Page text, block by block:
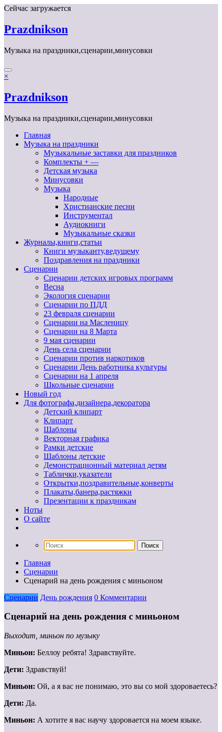
Перейти
содержимому
Сейчас загружается
Prazdnikson
Музыка на праздники,сценарии,минусовки
×
Prazdnikson
Музыка на праздники,сценарии,минусовки
Главная
Музыка на праздники
Музыкальные заставки для праздников
Комплекты + —
Детская музыка
Минусовки
Музыка
Народные
Христианские песни
Инструментал
Аудиокниги
Музыкальные сказки
Журналы,книги,статьи
Книги музыканту,ведущему
Поздравления на праздники
Сценарии
Сценарии детских игровых программ
Весна
Экология сценарии
Сценарии по ПДД
23 февраля сценарии
Сценарии на Масленицу
Сценарии на 8 Марта
9 мая сценарии
День села сценарии
Сценарии против наркотиков
Сценарии День работника культуры
Сценарии на 1 апреля
Школьные сценарии
Новый год
Для фотографа,дизайнера,декоратора
Детский клипарт
Клипарт
Шаблоны
Векторная графика
Рамки детские
Шаблоны детские
Демонстрационный материал детям
Таблички,указатели
Открытки,поздравительные,конверты
Плакаты,банера,растяжки
Презентации к праздникам
Ноты
О сайте
Главная
Сценарии
Сценарий на день рождения с миньоном
Сценарии День рождения 0 Комментарии
Сценарий на день рождения с миньоном
Выходит, миньон по музыку
Миньон: Беллоу ребята! Здравствуйте.
Дети: Здравствуй!
Миньон: Ой, а я вас не понимаю, это вы со мой здороваетесь?
Дети: Да.
Миньон: А хотите я вас научу здоровается на моем языке.